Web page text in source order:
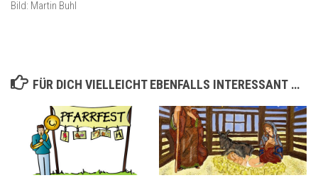
Bild: Martin Buhl
FÜR DICH VIELLEICHT EBENFALLS INTERESSANT …